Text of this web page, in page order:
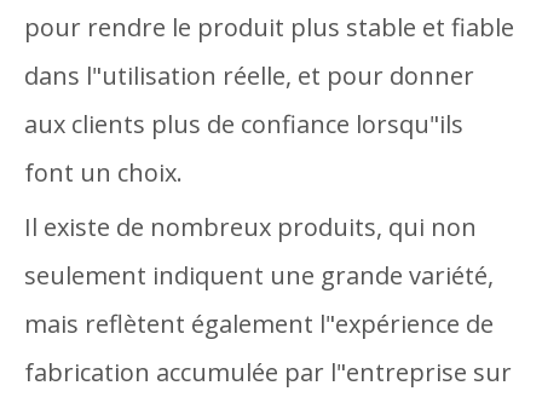
pour rendre le produit plus stable et fiable
dans l"utilisation réelle, et pour donner
aux clients plus de confiance lorsqu"ils
font un choix.
Il existe de nombreux produits, qui non
seulement indiquent une grande variété,
mais reflètent également l"expérience de
fabrication accumulée par l"entreprise sur